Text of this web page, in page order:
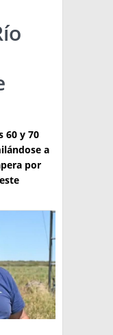
BUSCAR
60 y 70
a
por